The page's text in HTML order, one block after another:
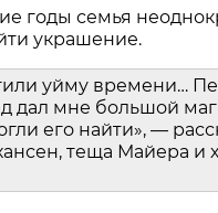
годы семья
украшение.
уйму времени…
дал мне большой
его найти», —
теща Майера и